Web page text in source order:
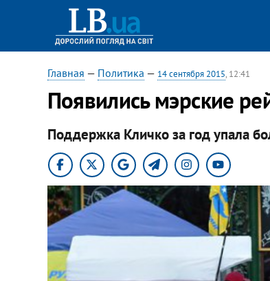
Главная — Политика — 14 сентября 2015, 12:41
Появились мэрские
Поддержка Кличко за год упала